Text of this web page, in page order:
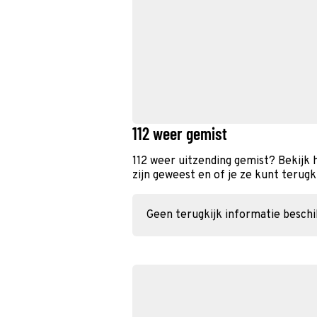
112 weer gemist
112 weer uitzending gemist?
zijn geweest en of je ze kunt
Geen terugkijk informatie